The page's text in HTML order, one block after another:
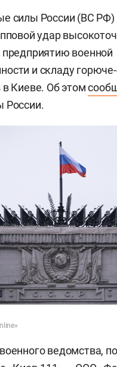
силы России (ВС
удар
военной
и складу
в Киеве. Об этом
России.
ведомства,